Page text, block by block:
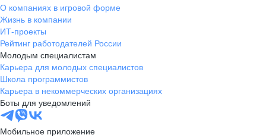
Новосибирск
ул. Большевистская, д. 35,
помещение 21
+7 383 207-94-64
pr@nsk.hh.ru
Минск
пр-т Дзержинского, д. 57,
10 этаж, помещение 45-1
О компаниях в игровой форме
Жизнь в компании
ИТ-проекты
Рейтинг работодателей России
Молодым специалистам
Карьера для молодых специалистов
Школа программистов
Карьера в некоммерческих организациях
Боты для уведомлений
Мобильное приложение